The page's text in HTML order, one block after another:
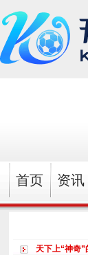
首页 资讯
天下上“神奇